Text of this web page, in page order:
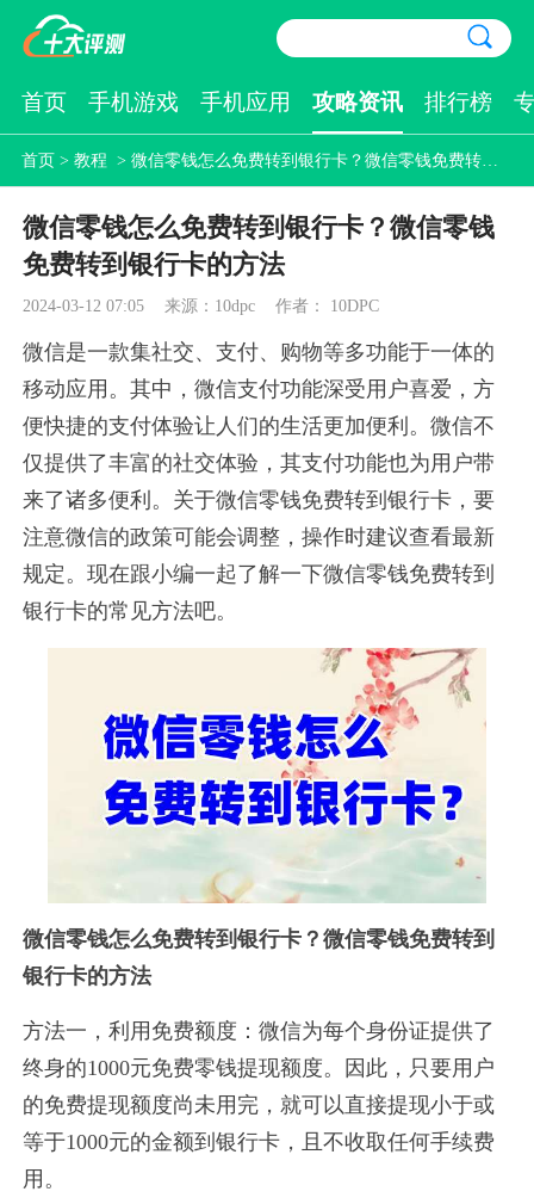
首页 手机游戏 手机应用 攻略资讯 排行榜
首页> 教程 > 微信零钱怎么免费转到银行卡？微信零钱免费转到银行卡的方法
微信零钱怎么免费转到银行卡？微信零钱
免费转到银行卡的方法
2024-03-12 07:05 来源：10dpc 作者： 10DPC
微信是一款集社交、支付、购物等多功能于一体的
移动应用。其中，微信支付功能深受用户喜爱，方
便快捷的支付体验让人们的生活更加便利。微信不
仅提供了丰富的社交体验，其支付功能也为用户带
来了诸多便利。关于微信零钱免费转到银行卡，要
注意微信的政策可能会调整，操作时建议查看最新
规定。现在跟小编一起了解一下微信零钱免费转到
银行卡的常见方法吧。
微信零钱怎么免费转到银行卡？微信零钱免费转到
银行卡的方法
方法一，利用免费额度：微信为每个身份证提供了
终身的1000元免费零钱提现额度。因此，只要用户
的免费提现额度尚未用完，就可以直接提现小于或
等于1000元的金额到银行卡，且不收取任何手续费
用。